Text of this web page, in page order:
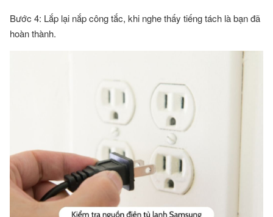
Bước 4: Lắp lại nắp công tắc, khi nghe thấy tiếng tách là bạn đã
hoàn thành.